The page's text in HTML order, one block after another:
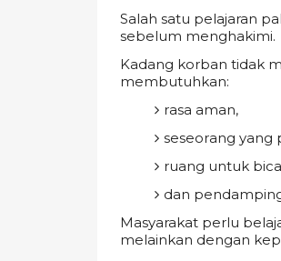
Salah satu pelajaran
sebelum menghakimi.
Kadang korban tidak
membutuhkan:
rasa aman,
seseorang yang
ruang untuk
dan
Masyarakat perlu
melainkan dengan